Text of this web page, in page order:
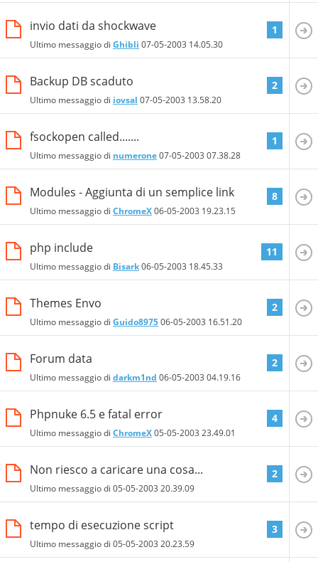
invio dati da shockwave
Ultimo messaggio di Ghibli 07-05-2003 14.05.30
1
Backup DB scaduto
Ultimo messaggio di iovsal 07-05-2003 13.58.20
2
fsockopen called.......
Ultimo messaggio di numerone07-05-2003 07.38.28
1
Modules - Aggiunta di un semplice link
Ultimo messaggio di ChromeX06-05-2003 19.23.15
8
php include
Ultimo messaggio di Bisark06-05-2003 18.45.33
11
Themes Envo
Ultimo messaggio di Guido897506-05-2003 16.51.20
2
Forum data
Ultimo messaggio di darkm1nd 06-05-2003 04.19.16
2
Phpnuke 6.5 e fatal error
Ultimo messaggio di ChromeX05-05-2003 23.49.01
4
Non riesco a caricare una cosa...
Ultimo messaggio di 05-05-2003 20.39.09
2
tempo di esecuzione script
Ultimo messaggio di 05-05-2003 20.23.59
3